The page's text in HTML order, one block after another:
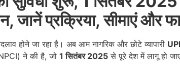
जानें प्रक्रिया, सीमाएं और
होने जा रहा है। अब आम नागरिक और छोटे व्यापारी
ने की है, जो 1 सितंबर 2025 से पूरे देश में लागू हो